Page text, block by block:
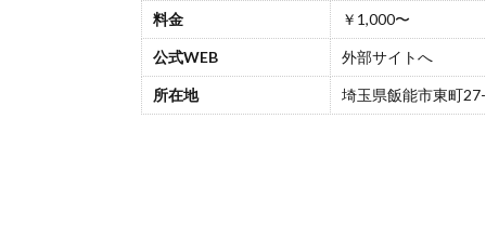
料金 ￥1,000〜
公式WEB 外部サイトへ
所在地 埼玉県飯能市東町